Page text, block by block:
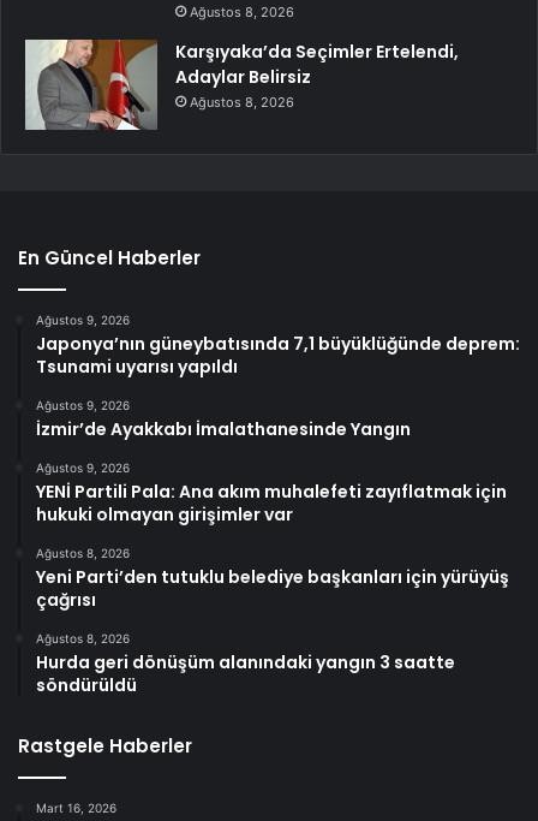
Ağustos 8, 2026
Karşıyaka’da Seçimler Ertelendi,
Adaylar Belirsiz
Ağustos 8, 2026
En Güncel Haberler
Ağustos 9, 2026
Japonya’nın güneybatısında 7,1 büyüklüğünde deprem:
Tsunami uyarısı yapıldı
Ağustos 9, 2026
İzmir’de Ayakkabı İmalathanesinde Yangın
Ağustos 9, 2026
YENİ Partili Pala: Ana akım muhalefeti zayıflatmak için
hukuki olmayan girişimler var
Ağustos 8, 2026
Yeni Parti’den tutuklu belediye başkanları için yürüyüş
çağrısı
Ağustos 8, 2026
Hurda geri dönüşüm alanındaki yangın 3 saatte
söndürüldü
Rastgele Haberler
Mart 16, 2026